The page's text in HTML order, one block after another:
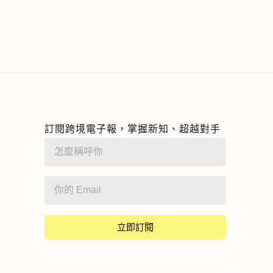
訂閱跨境電子報，掌握新知、超越對手
立即訂閱